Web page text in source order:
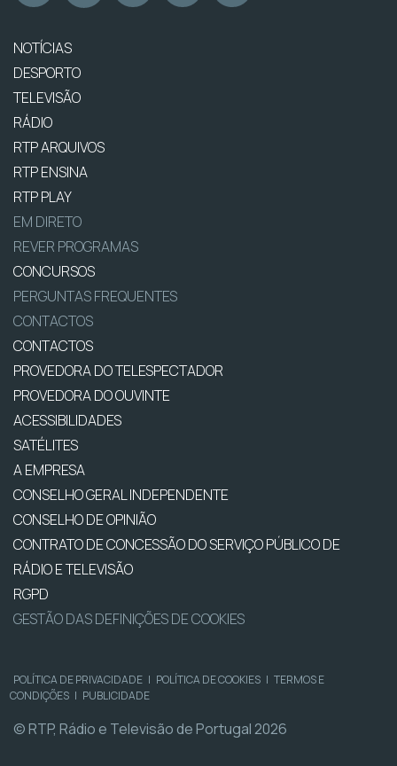
NOTÍCIAS
DESPORTO
TELEVISÃO
RÁDIO
RTP ARQUIVOS
RTP ENSINA
RTP PLAY
EM DIRETO
REVER PROGRAMAS
CONCURSOS
PERGUNTAS FREQUENTES
CONTACTOS
CONTACTOS
PROVEDORA DO TELESPECTADOR
PROVEDORA DO OUVINTE
ACESSIBILIDADES
SATÉLITES
A EMPRESA
CONSELHO GERAL INDEPENDENTE
CONSELHO DE OPINIÃO
CONTRATO DE CONCESSÃO DO SERVIÇO PÚBLICO DE
RÁDIO E TELEVISÃO
RGPD
GESTÃO DAS DEFINIÇÕES DE COOKIES
POLÍTICA DE PRIVACIDADE | POLÍTICA DE COOKIES | TERMOS E
CONDIÇÕES | PUBLICIDADE
© RTP, Rádio e Televisão de Portugal 2026